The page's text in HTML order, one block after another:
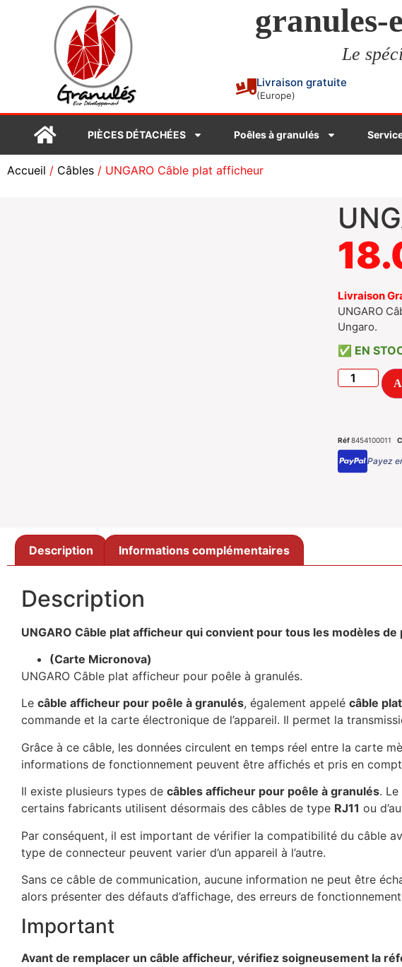
granules-
Le
Livraison gratuite
(Europe)
PIÈCES DÉTACHÉES Poêles à granulés
Accueil / Câbles / UNGARO Câble plat afficheur
Livraison
UNGARO
Ungaro.
EN
Réf8454100011
Payez
Description Informations complémentaires
Description
UNGARO Câble plat afficheur qui convient pour tous les modèles de
(Carte Micronova)
UNGARO Câble plat afficheur pour poêle à granulés.
Le câble afficheur pour poêle à granulés, également appelé câble plat
commande et la carte électronique de l’appareil. Il permet la
Grâce à ce câble, les données circulent en temps réel entre la carte
informations de fonctionnement peuvent être affichés et pris en
Il existe plusieurs types de câbles afficheur pour poêle à granulés.
certains fabricants utilisent désormais des câbles de type RJ11 ou
Par conséquent, il est important de vérifier la compatibilité du câble
type de connecteur peuvent varier d’un appareil à l’autre.
Sans ce câble de communication, aucune information ne peut être
alors présenter des défauts d’affichage, des erreurs de
Important
Avant de remplacer un câble afficheur, vérifiez soigneusement la